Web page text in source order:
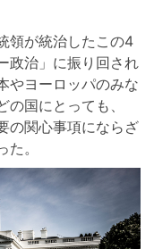
領が統治したこの4
政治」に振り回され
やヨーロッパのみな
国にとっても、
の関心事項にならざ
。